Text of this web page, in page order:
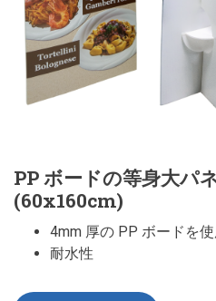
PP ボードの等身大パ
(60x160cm)
4mm 厚の PP ボードを使
耐水性